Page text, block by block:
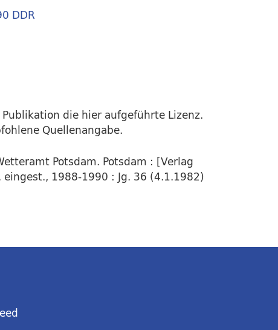
DDR
die hier aufgeführte Lizenz.
Quellenangabe.
Potsdam. Potsdam : [Verlag
1988-1990 : Jg. 36 (4.1.1982)